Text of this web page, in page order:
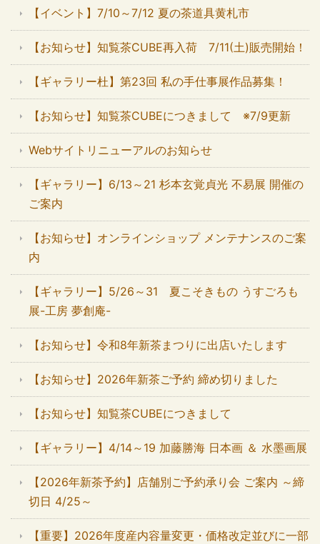
【イベント】7/10～7/12 夏の茶道具黄札市
【お知らせ】知覧茶CUBE再入荷 7/11(土)販売開始！
【ギャラリー杜】第23回 私の手仕事展作品募集！
【お知らせ】知覧茶CUBEにつきまして ※7/9更新
Webサイトリニューアルのお知らせ
【ギャラリー】6/13～21 杉本玄覚貞光 不易展 開催の
ご案内
【お知らせ】オンラインショップ メンテナンスのご案
内
【ギャラリー】5/26～31 夏こそきもの うすごろも
展-工房 夢創庵-
【お知らせ】令和8年新茶まつりに出店いたします
【お知らせ】2026年新茶ご予約 締め切りました
【お知らせ】知覧茶CUBEにつきまして
【ギャラリー】4/14～19 加藤勝海 日本画 ＆ 水墨画展
【2026年新茶予約】店舗別ご予約承り会 ご案内 ～締
切日 4/25～
【重要】2026年度産内容量変更・価格改定並びに一部